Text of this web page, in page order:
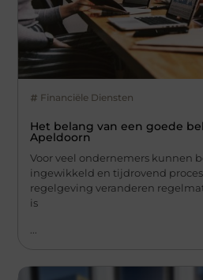
Financiële Diensten
Het belang van een goede
Apeldoorn
Voor veel ondernemers kunnen
ingewikkeld en tijdrovend
regelgeving veranderen
is